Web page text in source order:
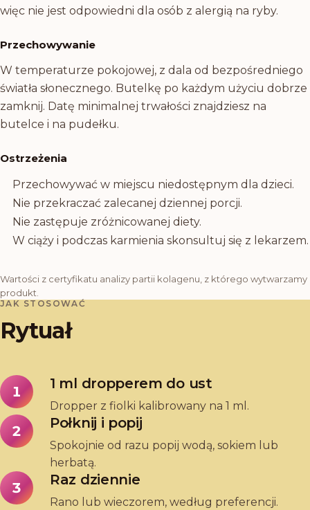
więc nie jest odpowiedni dla osób z alergią na ryby.
Przechowywanie
W temperaturze pokojowej, z dala od bezpośredniego
światła słonecznego. Butelkę po każdym użyciu dobrze
zamknij. Datę minimalnej trwałości znajdziesz na
butelce i na pudełku.
Ostrzeżenia
Przechowywać w miejscu niedostępnym dla dzieci.
Nie przekraczać zalecanej dziennej porcji.
Nie zastępuje zróżnicowanej diety.
W ciąży i podczas karmienia skonsultuj się z lekarzem.
Wartości z certyfikatu analizy partii kolagenu, z którego wytwarzamy
produkt.
JAK STOSOWAĆ
Rytuał
1 1 ml dropperem do ust
Dropper z fiolki kalibrowany na 1 ml.
2 Połknij i popij
Spokojnie od razu popij wodą, sokiem lub
herbatą.
3 Raz dziennie
Rano lub wieczorem, według preferencji.